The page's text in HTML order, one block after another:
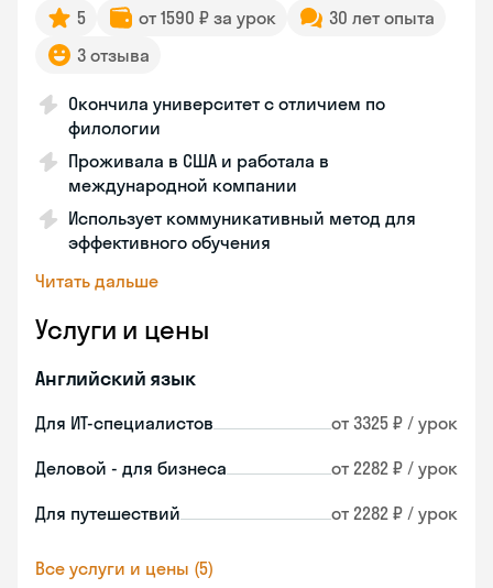
5 от 1590 ₽ за урок
30 лет опыта
3 отзыва
Окончила университет с отличием по
филологии
Проживала в США и работала в
международной компании
Использует коммуникативный метод для
эффективного обучения
Читать дальше
Услуги и цены
Английский язык
Для ИТ-специалистов от 3325 ₽ / урок
Деловой - для бизнеса от 2282 ₽ / урок
Для путешествий от 2282 ₽ / урок
Все услуги и цены (5)